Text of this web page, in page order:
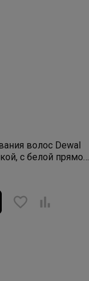
волос Dewal
с белой прямой